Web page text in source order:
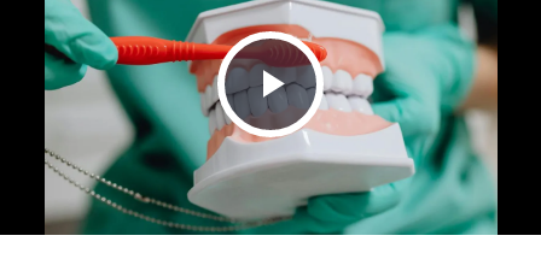
Play Video